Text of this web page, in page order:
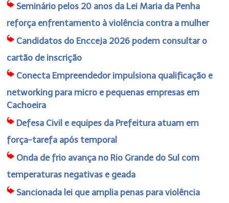
Seminário pelos 20 anos da Lei Maria da Penha
reforça enfrentamento à violência contra a mulher
Candidatos do Encceja 2026 podem consultar o
cartão de inscrição
Conecta Empreendedor impulsiona qualificação e
networking para micro e pequenas empresas em
Cachoeira
Defesa Civil e equipes da Prefeitura atuam em
força-tarefa após temporal
Onda de frio avança no Rio Grande do Sul com
temperaturas negativas e geada
Sancionada lei que amplia penas para violência